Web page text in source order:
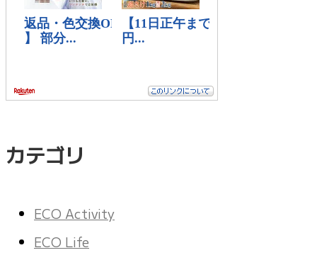
カテゴリ
ECO Activity
ECO Life